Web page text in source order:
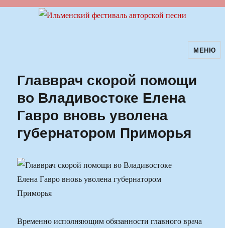
Ильменский фестиваль авторскойМЕНЮ
Главврач скорой помощи
во Владивостоке Елена
Гавро вновь уволена
губернатором Приморья
Временно исполняющим обязанности главного врача